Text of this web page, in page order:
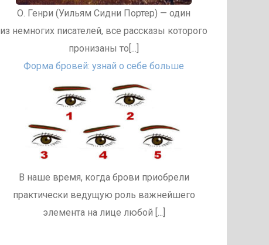
О. Генри (Уильям Сидни Портер) — один
из немногих писателей, все рассказы которого
пронизаны то[...]
Форма бровей: узнай о себе больше
В наше время, когда брови приобрели
практически ведущую роль важнейшего
элемента на лице любой [...]